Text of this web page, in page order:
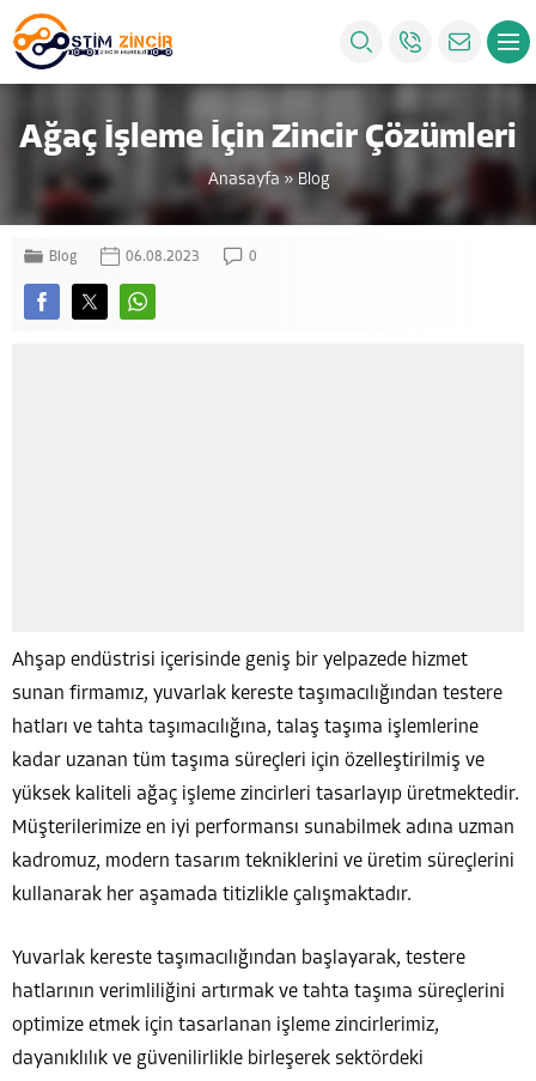
Ağaç İşleme İçin Zincir Çözümleri
Anasayfa » Blog
Blog 06.08.2023 0
Ahşap endüstrisi içerisinde geniş bir yelpazede hizmet
sunan firmamız, yuvarlak kereste taşımacılığından testere
hatları ve tahta taşımacılığına, talaş taşıma işlemlerine
kadar uzanan tüm taşıma süreçleri için özelleştirilmiş ve
yüksek kaliteli ağaç işleme zincirleri tasarlayıp üretmektedir.
Müşterilerimize en iyi performansı sunabilmek adına uzman
kadromuz, modern tasarım tekniklerini ve üretim süreçlerini
kullanarak her aşamada titizlikle çalışmaktadır.
Yuvarlak kereste taşımacılığından başlayarak, testere
hatlarının verimliliğini artırmak ve tahta taşıma süreçlerini
optimize etmek için tasarlanan işleme zincirlerimiz,
dayanıklılık ve güvenilirlikle birleşerek sektördeki